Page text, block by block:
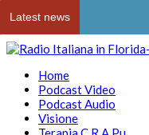
Latest news
Home
Podcast Video
Podcast Audio
Visione